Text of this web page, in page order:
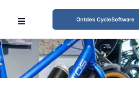
Ontdek CycleSoftware
Toggle
Home
Mogelijkheden